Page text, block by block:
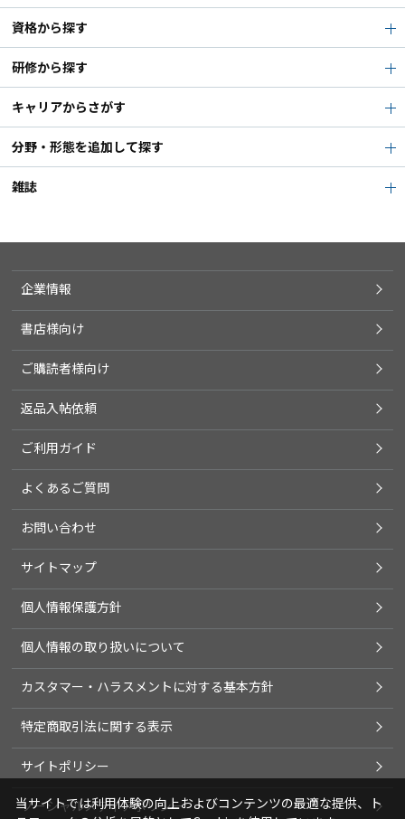
資格から探す
研修から探す
キャリアからさがす
分野・形態を追加して探す
雑誌
企業情報
書店様向け
ご購読者様向け
返品入帖依頼
ご利用ガイド
よくあるご質問
お問い合わせ
サイトマップ
個人情報保護方針
個人情報の取り扱いについて
カスタマー・ハラスメントに対する基本方針
特定商取引法に関する表示
サイトポリシー
ソーシャルメディアポリシー
当サイトでは利用体験の向上およびコンテンツの最適な提供、ト